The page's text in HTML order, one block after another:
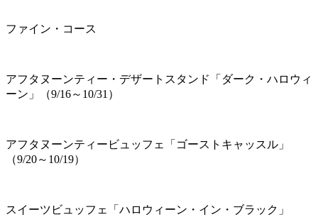
ファイン・コース
アフタヌーンティー・デザートスタンド「ダーク・ハロウィ
ーン」（9/16～10/31）
アフタヌーンティービュッフェ「ゴーストキャッスル」
（9/20～10/19）
スイーツビュッフェ「ハロウィーン・イン・ブラック」